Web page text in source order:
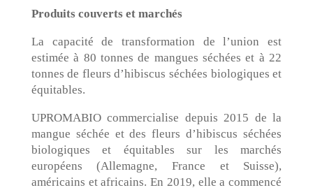
Produits couverts et marchés
La capacité de transformation de l’union est
estimée à 80 tonnes de mangues séchées et à 22
tonnes de fleurs d’hibiscus séchées biologiques et
équitables.
UPROMABIO commercialise depuis 2015 de la
mangue séchée et des fleurs d’hibiscus séchées
biologiques et équitables sur les marchés
européens (Allemagne, France et Suisse),
américains et africains. En 2019, elle a commencé